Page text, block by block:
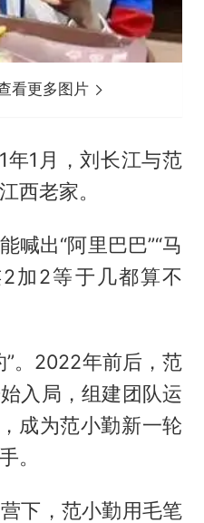
看更多图片
1月，刘长江与范
西老家。
喊出“阿里巴巴”“马
加2等于几都算不
。2022年前后，范
入局，组建团队运
成为范小勤新一轮
。
下，范小勤用毛笔